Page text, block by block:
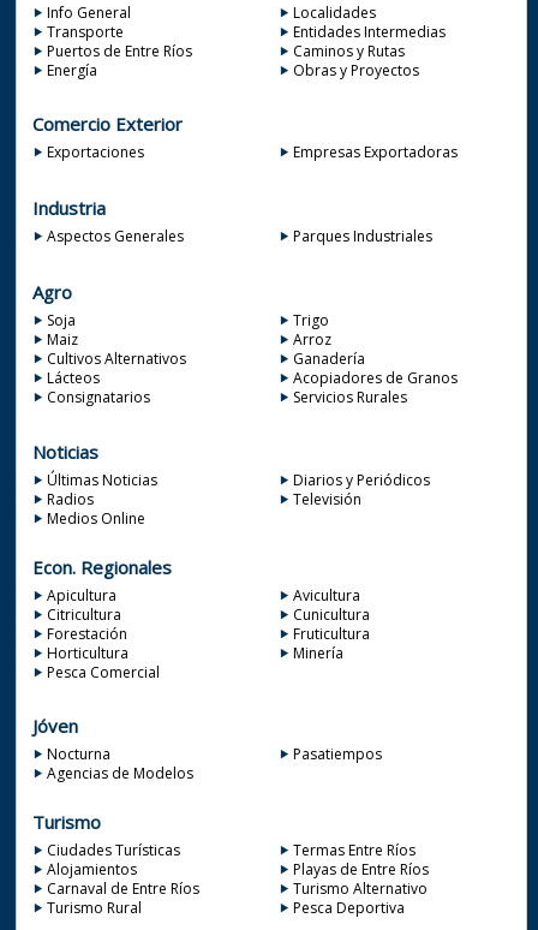
Info General
Localidades
Transporte
Entidades Intermedias
Puertos de Entre Ríos
Caminos y Rutas
Energía
Obras y Proyectos
Comercio Exterior
Exportaciones Empresas Exportadoras
Industria
Aspectos Generales Parques Industriales
Agro
Soja
Trigo
Maiz
Arroz
Cultivos Alternativos
Ganadería
Lácteos
Acopiadores de Granos
Consignatarios
Servicios Rurales
Noticias
Últimas Noticias
Diarios y Periódicos
Radios
Televisión
Medios Online
Econ. Regionales
Apicultura
Avicultura
Citricultura
Cunicultura
Forestación
Fruticultura
Horticultura
Minería
Pesca Comercial
Jóven
Nocturna
Pasatiempos
Agencias de Modelos
Turismo
Ciudades Turísticas
Termas Entre Ríos
Alojamientos
Playas de Entre Ríos
Carnaval de Entre Ríos
Turismo Alternativo
Turismo Rural
Pesca Deportiva